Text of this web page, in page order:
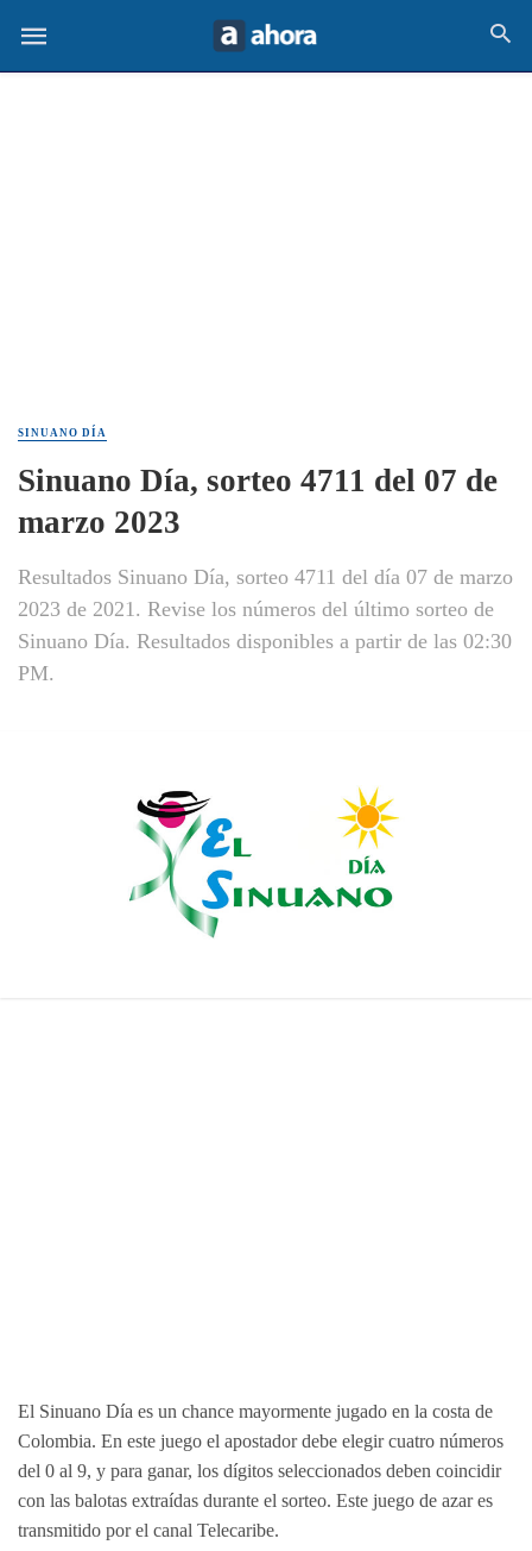
SINUANO DÍA
Sinuano Día, sorteo 4711 del 07 de
marzo 2023
Resultados Sinuano Día, sorteo 4711 del día 07 de marzo
2023 de 2021. Revise los números del último sorteo de
Sinuano Día. Resultados disponibles a partir de las 02:30
PM.
El Sinuano Día es un chance mayormente jugado en la costa de
Colombia. En este juego el apostador debe elegir cuatro números
del 0 al 9, y para ganar, los dígitos seleccionados deben coincidir
con las balotas extraídas durante el sorteo. Este juego de azar es
transmitido por el canal Telecaribe.